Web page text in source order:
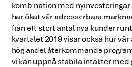
kombination med
har ökat vår adresserbara
från ett stort antal nya kunder
kvartalet 2019 visar också hur
hög andel återkommande
vi kan uppnå stabila intäkter